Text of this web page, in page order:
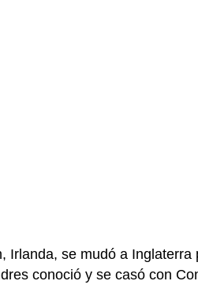
Irlanda, se mudó a
conoció y se casó con